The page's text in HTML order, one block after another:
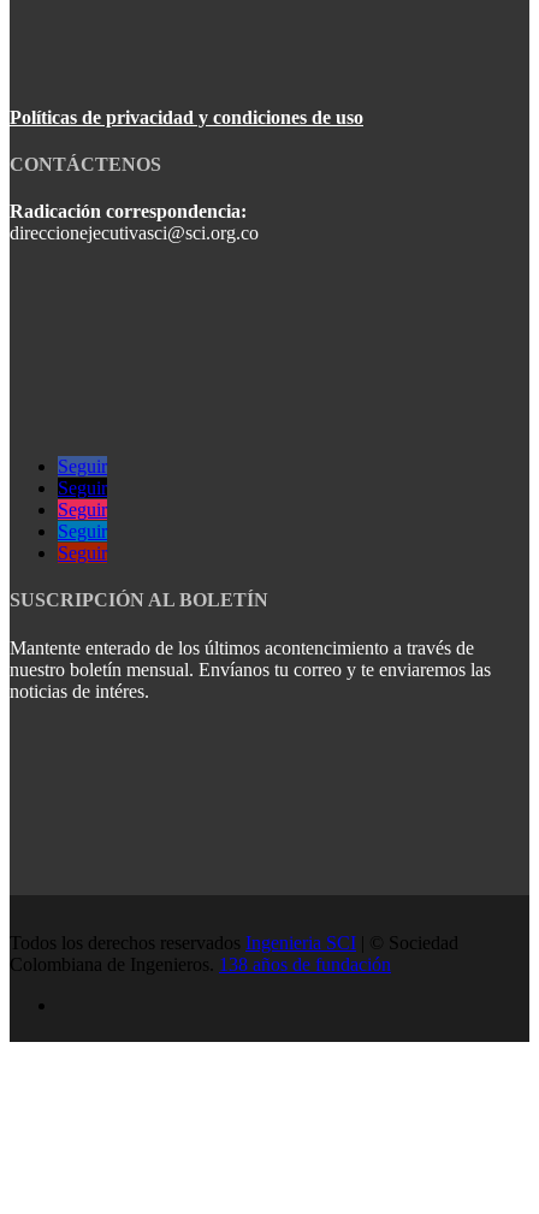
Políticas de privacidad y condiciones de uso
CONTÁCTENOS
Radicación correspondencia:
direccionejecutivasci@sci.org.co
Seguir
Seguir
Seguir
Seguir
Seguir
SUSCRIPCIÓN AL BOLETÍN
Mantente enterado de los últimos acontencimiento a través de
nuestro boletín mensual. Envíanos tu correo y te enviaremos las
noticias de intéres.
Todos los derechos reservados Ingenieria SCI | © Sociedad
Colombiana de Ingenieros. 138 años de fundación